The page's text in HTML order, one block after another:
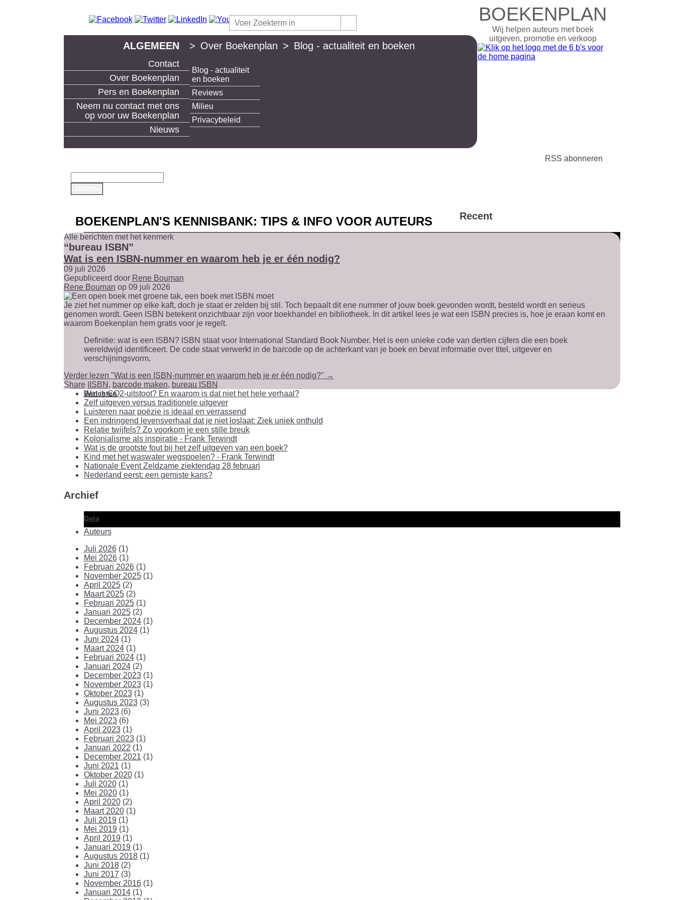
ALGEMEEN
Contact
Over Boekenplan
Blog - actualiteit
en boeken
Reviews
Milieu
Privacybeleid
Pers en Boekenplan
Neem nu contact met ons
op voor uw Boekenplan
Nieuws
BOEKENPLAN
Wij helpen auteurs met boek
uitgeven, promotie en verkoop
> Over Boekenplan > Blog - actualiteit en boeken
boek uitgeven en boeken maken bij Boekenplan
RSS abonneren
BOEKENPLAN'S KENNISBANK: TIPS & INFO VOOR AUTEURS
Alle berichten met het kenmerk
“bureau ISBN”
Wat is een ISBN-nummer en waarom heb je er één nodig?
09 juli 2026
Gepubliceerd door Rene Bouman
Rene Bouman op 09 juli 2026
Je ziet het nummer op elke kaft, doch je staat er zelden bij stil. Toch bepaalt dit ene nummer of jouw boek gevonden wordt, besteld wordt en serieus
genomen wordt. Geen ISBN betekent onzichtbaar zijn voor boekhandel en bibliotheek. In dit artikel lees je wat een ISBN precies is, hoe je eraan komt en
waarom Boekenplan hem gratis voor je regelt.
Definitie: wat is een ISBN? ISBN staat voor International Standard Book Number. Het is een unieke code van dertien cijfers die een boek
wereldwijd identificeert. De code staat verwerkt in de barcode op de achterkant van je boek en bevat informatie over titel, uitgever en
verschijningsvorm.
Verder lezen "Wat is een ISBN-nummer en waarom heb je er één nodig?" →
Share
ISBN , barcode maken, bureau ISBN
Recent
Berichten
Wat is CO2-uitstoot? En waarom is dat niet het hele verhaal?
Zelf uitgeven versus traditionele uitgever
Luisteren naar poëzie is ideaal en verrassend
Een indringend levensverhaal dat je niet loslaat: Ziek uniek onthuld
Relatie twijfels? Zo voorkom je een stille breuk
Kolonialisme als inspiratie - Frank Terwindt
Wat is de grootste fout bij het zelf uitgeven van een boek?
Kind met het waswater wegspoelen? - Frank Terwindt
Nationale Event Zeldzame ziektendag 28 februari
Nederland eerst: een gemiste kans?
Archief
Data
Auteurs
Juli 2026(1)
Mei 2026(1)
Februari 2026(1)
November 2025(1)
April 2025(2)
Maart 2025(2)
Februari 2025(1)
Januari 2025(2)
December 2024(1)
Augustus 2024(1)
Juni 2024(1)
Maart 2024(1)
Februari 2024(1)
Januari 2024(2)
December 2023(1)
November 2023(1)
Oktober 2023(1)
Augustus 2023(3)
Juni 2023(6)
Mei 2023(6)
April 2023(1)
Februari 2023(1)
Januari 2022 (1)
December 2021 (1)
Juni 2021 (1)
Oktober 2020(1)
Juli 2020(1)
Mei 2020(1)
April 2020(2)
Maart 2020(1)
Juli 2019(1)
Mei 2019(1)
April 2019(1)
Januari 2019(1)
Augustus 2018(1)
Juni 2018(2)
Juni 2017 (3)
November 2016(1)
Januari 2014(1)